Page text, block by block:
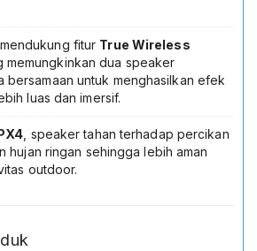
fitur True Wireless
memungkinkan dua speaker
bersamaan untuk menghasilkan efek
luas dan imersif.
, speaker tahan terhadap percikan
hujan ringan sehingga lebih aman
outdoor.